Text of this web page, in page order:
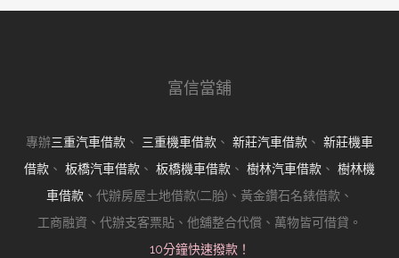
富信當舖
專辦三重汽車借款 、 三重機車借款 、 新莊汽車借款 、 新莊機車
借款 、 板橋汽車借款 、 板橋機車借款 、 樹林汽車借款 、 樹林機
車借款 、代辦房屋土地借款(二胎)、黃金鑽石名錶借款、
工商融資、代辦支客票貼、他舖整合代償、萬物皆可借貸。
10分鐘快速撥款！